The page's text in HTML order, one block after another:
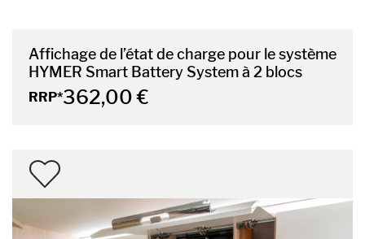
Affichage de l’état de charge pour le système
HYMER Smart Battery System à 2 blocs
RRP*362,00 €